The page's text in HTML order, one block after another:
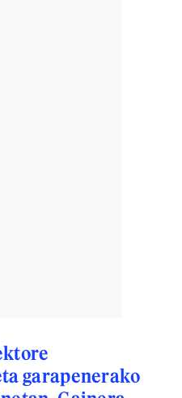
garapenerako